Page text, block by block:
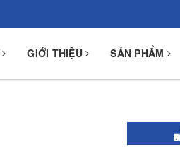
GIỚI THIỆU SẢN PHẨM